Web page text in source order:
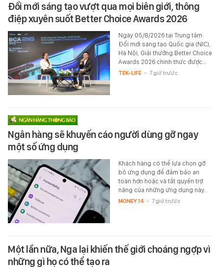
Đổi mới sáng tạo vượt qua mọi biên giới, thông
điệp xuyên suốt Better Choice Awards 2026
Ngày 05/8/2026 tại Trung tâm
Đổi mới sáng tạo Quốc gia (NIC),
Hà Nội, Giải thưởng Better Choice
Awards 2026 chính thức được…
TEK-LIFE - 7 giờ trước
Ngân hàng sẽ khuyến cáo người dùng gỡ ngay
một số ứng dụng
Khách hàng có thể lựa chọn gỡ
bỏ ứng dụng để đảm bảo an
toàn hơn hoặc và tắt quyền trợ
năng của những ứng dụng này.
MONEY.14 - 7 giờ trước
Một lần nữa, Nga lại khiến thế giới choáng ngợp vì
những gì họ có thể tạo ra